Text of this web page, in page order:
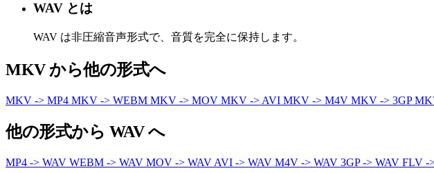
WAV とは
WAV は非圧縮音声形式で、音質を完全に保持します。
MKV から他の形式へ
MKV -> MP4 MKV -> WEBM MKV -> MOV MKV -> AVI MKV -> M4V MKV -> 3GP
他の形式から WAV へ
MP4 -> WAV WEBM -> WAV MOV -> WAV AVI -> WAV M4V -> WAV 3GP -> WAV FLV -